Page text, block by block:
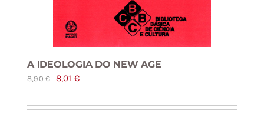
A IDEOLOGIA DO NEW AGE
8,90€
O
original
8,01 €O
atual